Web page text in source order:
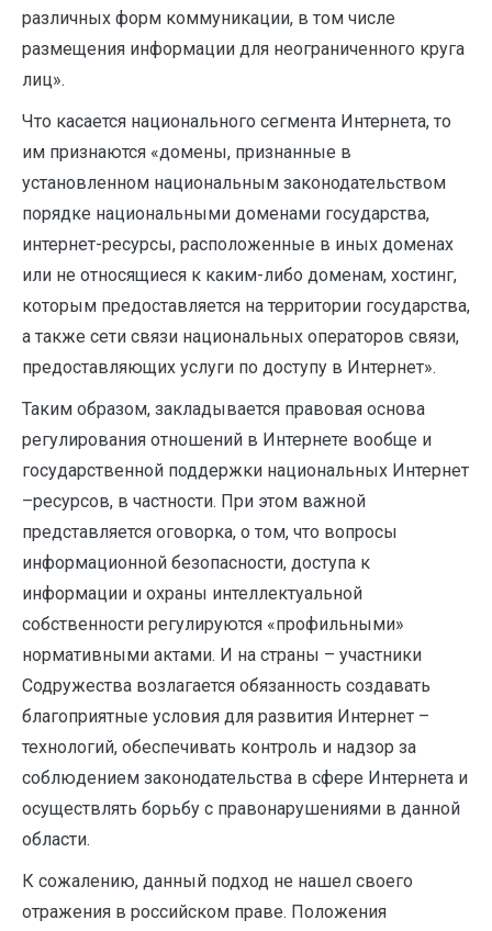
различных форм коммуникации, в том числе
размещения информации для неограниченного круга
лиц».
Что касается национального сегмента Интернета, то
им признаются «домены, признанные в
установленном национальным законодательством
порядке национальными доменами государства,
интернет-ресурсы, расположенные в иных доменах
или не относящиеся к каким-либо доменам, хостинг,
которым предоставляется на территории государства,
а также сети связи национальных операторов связи,
предоставляющих услуги по доступу в Интернет».
Таким образом, закладывается правовая основа
регулирования отношений в Интернете вообще и
государственной поддержки национальных Интернет
–ресурсов, в частности. При этом важной
представляется оговорка, о том, что вопросы
информационной безопасности, доступа к
информации и охраны интеллектуальной
собственности регулируются «профильными»
нормативными актами. И на страны – участники
Содружества возлагается обязанность создавать
благоприятные условия для развития Интернет –
технологий, обеспечивать контроль и надзор за
соблюдением законодательства в сфере Интернета и
осуществлять борьбу с правонарушениями в данной
области.
К сожалению, данный подход не нашел своего
отражения в российском праве. Положения